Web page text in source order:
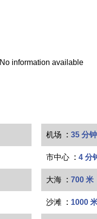
No information available
机场 35 分钟
市中心 4 分
大海 700 米
沙滩 1000